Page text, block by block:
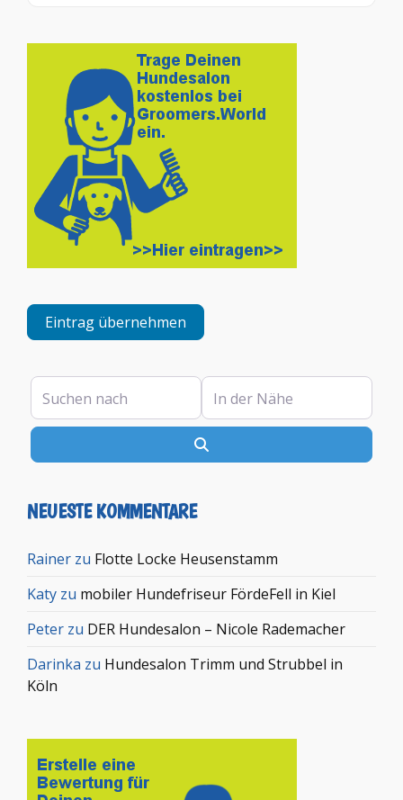
Eintrag übernehmen
Suchen nach In der Nähe
NEUESTE KOMMENTARE
Rainer zu Flotte Locke Heusenstamm
Katy zu mobiler Hundefriseur FördeFell in Kiel
Peter zu DER Hundesalon – Nicole Rademacher
Darinka zu Hundesalon Trimm und Strubbel in
Köln